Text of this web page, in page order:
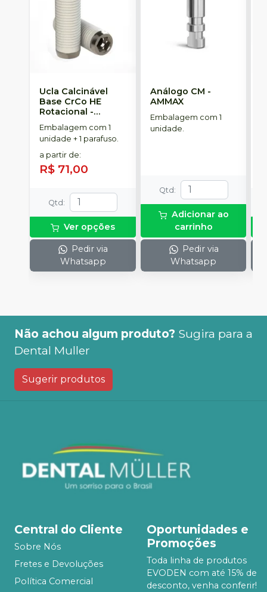
Ucla Calcinável
Base CrCo HE
Rotacional -
SINGULAR
Embalagem com 1
unidade + 1 parafuso.
a partir de:
R$ 71,00
Qtd :
Ver opções
Pedir via
Whatsapp
Análogo CM -
AMMAX
Embalagem com 1
unidade.
Qtd :
Adicionar ao
carrinho
Pedir via
Whatsapp
Não achou algum produto? Sugira para a
Dental Muller
Sugerir produtos
Central do Cliente
Sobre Nós
Fretes e Devoluções
Política Comercial
Oportunidades e
Promoções
Toda linha de produtos
EVODEN com até 15% de
desconto, venha conferir!